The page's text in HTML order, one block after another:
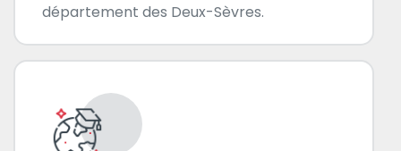
département des Deux-Sèvres.